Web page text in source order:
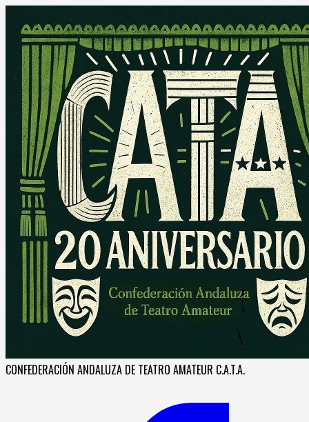
CONFEDERACIÓN ANDALUZA DE TEATRO AMATEUR C.A.T.A.